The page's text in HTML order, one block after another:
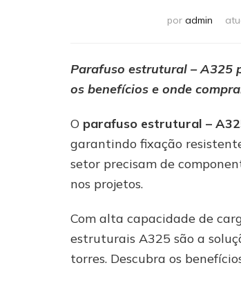
por admin
Parafuso estrutural – A325
os benefícios e onde
O parafuso estrutural –
garantindo fixação
setor precisam de
nos projetos.
Com alta capacidade de
estruturais A325 são a
torres. Descubra os